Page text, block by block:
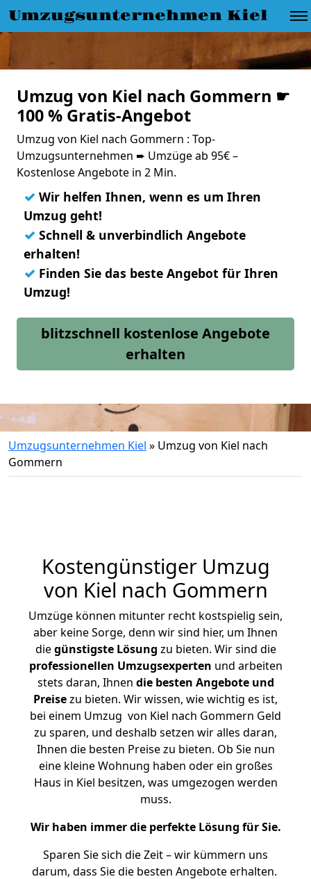
Umzugsunternehmen Kiel
Umzug von Kiel nach Gommern ☛
100 % Gratis-Angebot
Umzug von Kiel nach Gommern : Top-
Umzugsunternehmen ➨ Umzüge ab 95€ –
Kostenlose Angebote in 2 Min.
✓ Wir helfen Ihnen, wenn es um Ihren
Umzug geht!
✓ Schnell & unverbindlich Angebote
erhalten!
✓ Finden Sie das beste Angebot für Ihren
Umzug!
blitzschnell kostenlose Angebote
erhalten
Umzugsunternehmen Kiel » Umzug von Kiel nach
Gommern
Kostengünstiger Umzug
von Kiel nach Gommern
Umzüge können mitunter recht kostspielig sein,
aber keine Sorge, denn wir sind hier, um Ihnen
diegünstigste Lösung zu bieten. Wir sind die
professionellen Umzugsexperten und arbeiten
stets daran, Ihnen die besten Angebote und
Preisezu bieten. Wir wissen, wie wichtig es ist,
bei einem Umzug von Kiel nach Gommern Geld
zu sparen, und deshalb setzen wir alles daran,
Ihnen die besten Preise zu bieten. Ob Sie nun
eine kleine Wohnung haben oder ein großes
Haus in Kiel besitzen, was umgezogen werden
muss.
Wir haben immer die perfekte Lösung für Sie.
Sparen Sie sich die Zeit – wir kümmern uns
darum, dass Sie die besten Angebote erhalten.